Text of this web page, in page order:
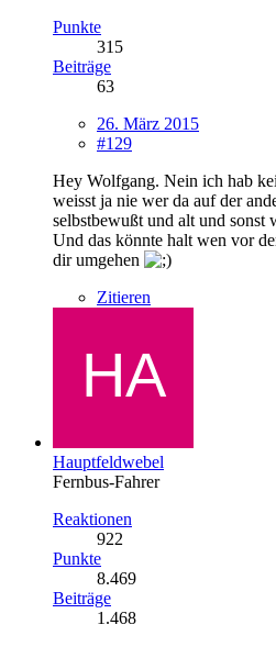
Punkte
315
Beiträge
63
26. März 2015
#129
Hey Wolfgang. Nein ich hab
weisst ja nie wer da auf der
selbstbewußt und alt und sonst
Und das könnte halt wen vor
dir umgehen
Zitieren
Hauptfeldwebel
Fernbus-Fahrer
Reaktionen
922
Punkte
8.469
Beiträge
1.468